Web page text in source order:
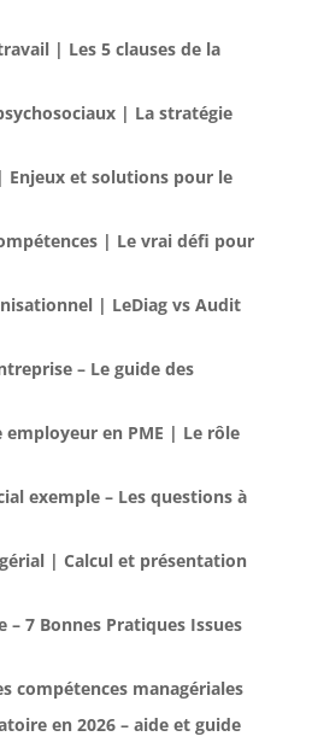
| Les 5 clauses de la
| La stratégie
Enjeux et solutions pour le
| Le vrai défi pour
| LeDiag vs Audit
– Le guide des
en PME | Le rôle
exemple – Les questions à
| Calcul et présentation
– 7 Bonnes Pratiques Issues
compétences managériales
en 2026 – aide et guide